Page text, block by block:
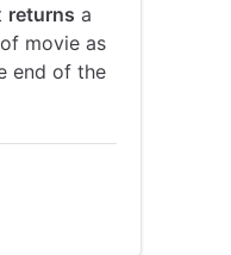
returns a
movie as
end of the